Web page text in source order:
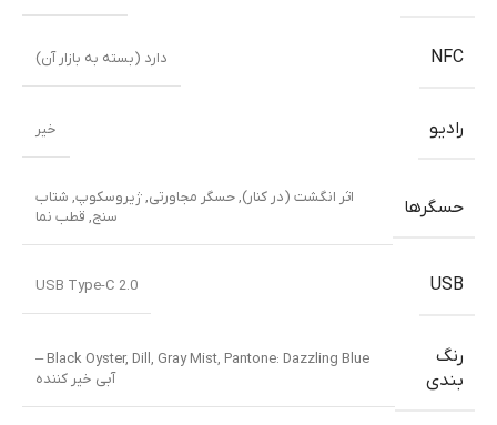
NFC دارد (بسته به بازار آن)
رادیو خیر
حسگرها اثر انگشت (در کنار),حسگر مجاورتی,ژیروسکوپ, شتاب
سنج, قطب نما
USB
USB Type-C 2.0
رنگ
بندی
Black Oyster, Dill, Gray Mist,
Pantone: Dazzling Blue –
آبی خیر کننده